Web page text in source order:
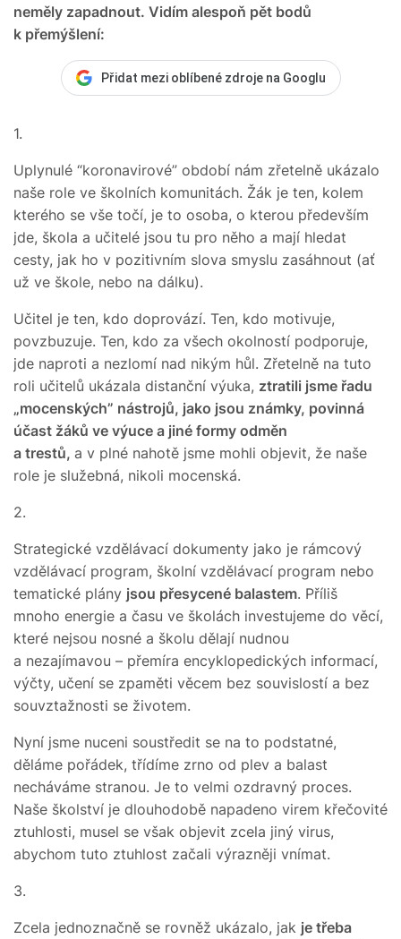
neměly zapadnout. Vidím alespoň pět bodů
k přemýšlení:
Přidat mezi oblíbené zdroje na Googlu
1.
Uplynulé “koronavirové” období nám zřetelně ukázalo
naše role ve školních komunitách. Žák je ten, kolem
kterého se vše točí, je to osoba, o kterou především
jde, škola a učitelé jsou tu pro něho a mají hledat
cesty, jak ho v pozitivním slova smyslu zasáhnout (ať
už ve škole, nebo na dálku).
Učitel je ten, kdo doprovází. Ten, kdo motivuje,
povzbuzuje. Ten, kdo za všech okolností podporuje,
jde naproti a nezlomí nad nikým hůl. Zřetelně na tuto
roli učitelů ukázala distanční výuka, ztratili jsme řadu
„mocenských” nástrojů, jako jsou známky, povinná
účast žáků ve výuce a jiné formy odměn
a trestů, a v plné nahotě jsme mohli objevit, že naše
role je služebná, nikoli mocenská.
2.
Strategické vzdělávací dokumenty jako je rámcový
vzdělávací program, školní vzdělávací program nebo
tematické plány jsou přesycené balastem. Příliš
mnoho energie a času ve školách investujeme do věcí,
které nejsou nosné a školu dělají nudnou
a nezajímavou – přemíra encyklopedických informací,
výčty, učení se zpaměti věcem bez souvislostí a bez
souvztažnosti se životem.
Nyní jsme nuceni soustředit se na to podstatné,
děláme pořádek, třídíme zrno od plev a balast
necháváme stranou. Je to velmi ozdravný proces.
Naše školství je dlouhodobě napadeno virem křečovité
ztuhlosti, musel se však objevit zcela jiný virus,
abychom tuto ztuhlost začali výrazněji vnímat.
3.
Zcela jednoznačně se rovněž ukázalo, jak je třeba